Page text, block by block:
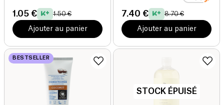
1.05 € 1.50 €
Ajouter au panier
7.40 € 8.70 €
Ajouter au panier
BESTSELLER
STOCK ÉPUISÉ